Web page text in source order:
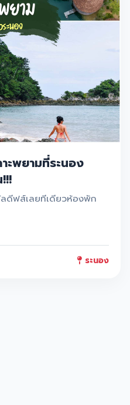
ะพยามที่ระนอง
ลดีฟส์เลยทีเดียวห้องพัก
ระนอง